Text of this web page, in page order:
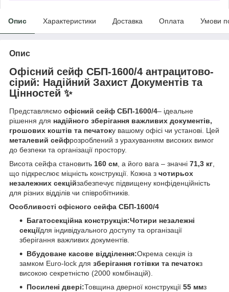
Опис Характеристики Доставка Оплата Умови
Опис
Офісний сейф СБП-1600/4 антрацитово-
сірий: Надійний Захист Документів та
Цінностей ✨
Представляємо офісний сейф СБП-1600/4– ідеальне
рішення для надійного зберігання важливих документів,
грошових коштів та печатоку вашому офісі чи установі. Цей
металевий сейфрозроблений з урахуванням високих вимог
до безпеки та організації простору.
Висота сейфа становить 160 см, а його вага – значні 71,3 кг,
що підкреслює міцність конструкції. Кожна з чотирьох
незалежних секційзабезпечує підвищену конфіденційність
для різних відділів чи співробітників.
Особливості офісного сейфа СБП-1600/4
Багатосекційна конструкція:Чотири незалежні
секціїдля індивідуального доступу та організації
зберігання важливих документів.
Вбудоване касове відділення:Окрема секція із
замком Euro-lock для зберігання готівки та печатокз
високою секретністю (2000 комбінацій).
Посилені двері:Товщина дверної конструкції 55 ммз